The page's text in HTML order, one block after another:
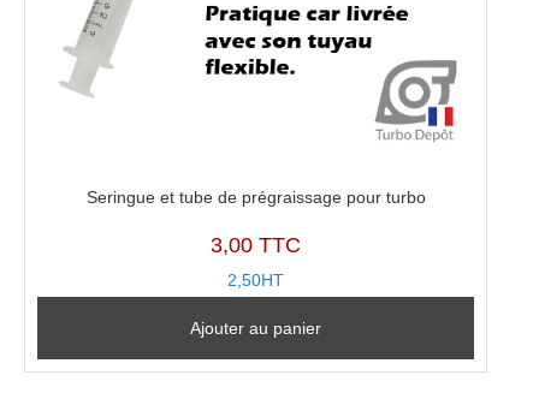
Seringue et tube de prégraissage pour turbo
3,00 TTC
2,50HT
Ajouter au panier